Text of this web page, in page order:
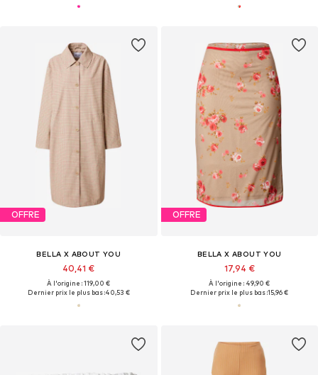
OFFRE
BELLA X ABOUT YOU
40,41 €
À l'origine : 119,00 €
Dernier prix le plus bas :40,53 €
OFFRE
BELLA X ABOUT YOU
17,94 €
À l'origine : 49,90 €
Dernier prix le plus bas :15,96 €